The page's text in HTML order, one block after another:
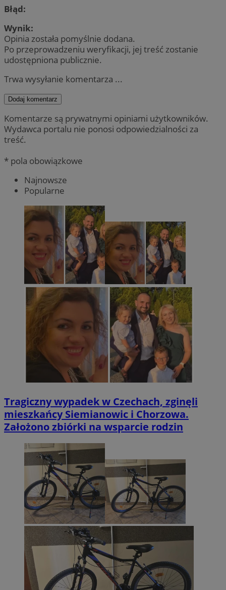
Błąd:
Wynik:
Opinia została pomyślnie dodana.
Po przeprowadzeniu weryfikacji, jej treść zostanie
udostępniona publicznie.
Trwa wysyłanie komentarza ...
Dodaj komentarz
Komentarze są prywatnymi opiniami użytkowników.
Wydawca portalu nie ponosi odpowiedzialności za
treść.
* pola obowiązkowe
Najnowsze
Popularne
Tragiczny wypadek w Czechach, zginęli
mieszkańcy Siemianowic i Chorzowa.
Założono zbiórki na wsparcie rodzin